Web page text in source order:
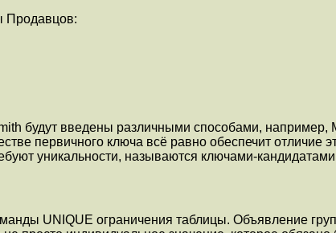
Продавцов:
будут введены различными способами, например,
первичного ключа всё равно обеспечит отличие
уникальности, называются ключами-
UNIQUE ограничения таблицы. Объявление